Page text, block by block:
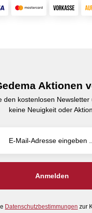
Aktionen
den kostenlosen
keine Neuigkeit oder Aktion.
Datenschutzbestimmungen zur